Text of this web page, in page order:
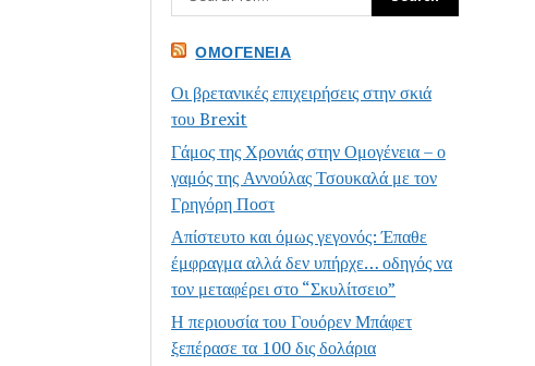
ΟΜΟΓΈΝΕΙΑ
Οι βρετανικές επιχειρήσεις στην σκιά
του Brexit
Γάμος της Χρονιάς στην Ομογένεια – ο
γαμός της Αννούλας Τσουκαλά με τον
Γρηγόρη Ποστ
Απίστευτο και όμως γεγονός: Έπαθε
έμφραγμα αλλά δεν υπήρχε… οδηγός να
τον μεταφέρει στο “Σκυλίτσειο”
Η περιουσία του Γουόρεν Μπάφετ
ξεπέρασε τα 100 δις δολάρια